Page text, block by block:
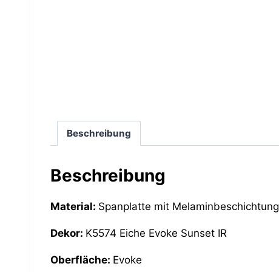
Beschreibung
Beschreibung
Material: Spanplatte mit Melaminbeschichtung
Dekor: K5574 Eiche Evoke Sunset IR
Oberfläche: Evoke